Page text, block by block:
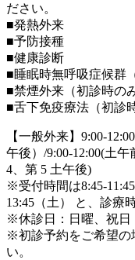
ださい。
■発熱外来
■予防接種
■健康診断
■睡眠時無呼吸症候群
■禁煙外来（初診時の
■舌下免疫療法（初診
【一般外来】9:00-
午後）/9:00-12:00(土午
4、第 5 土午後)
※受付時間は8:45-
13:45（土） と、診療
※休診日：日曜、祝日
※初診予約をご希望の
い。